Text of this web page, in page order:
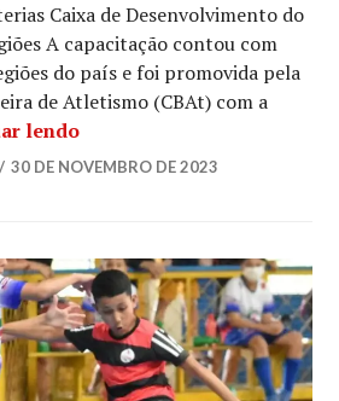
Caixa de Desenvolvimento do
A capacitação contou com
do país e foi promovida pela
de Atletismo (CBAt) com a
lendo
30 DE NOVEMBRO DE 2023